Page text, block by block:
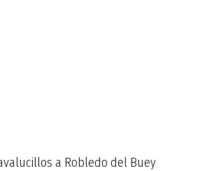
a Robledo del Buey